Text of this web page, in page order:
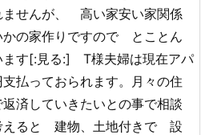
ませんが、 高い家安い家関係
かの家作りですので とことん
ます[:見る:] T様夫婦は現在アパ
払っておられます。月々の住
済していきたいとの事で相談
えると 建物、土地付きで 設